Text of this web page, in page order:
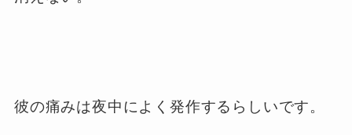
彼の痛みは夜中によく発作するらしいです。